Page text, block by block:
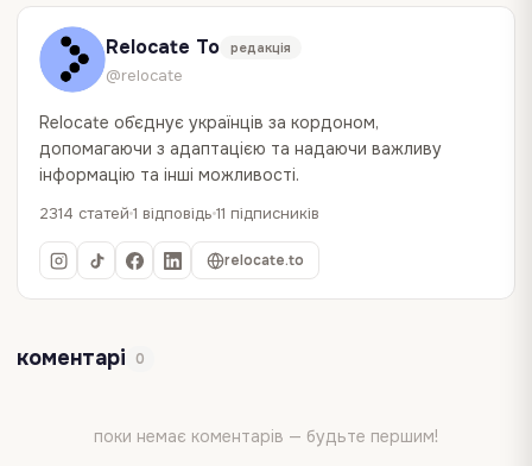
Relocate To редакція
@relocate
Relocate об`єднує українців за кордоном,
допомагаючи з адаптацією та надаючи важливу
інформацію та інші можливості.
2314 статей 1 відповідь 11 підписників
relocate.to
коментарі 0
поки немає коментарів — будьте першим!